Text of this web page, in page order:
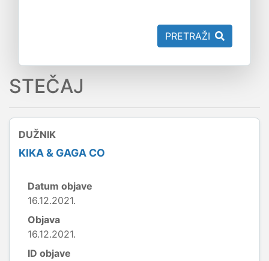
PRETRAŽI
STEČAJ
DUŽNIK
KIKA & GAGA CO
Datum objave
16.12.2021.
Objava
16.12.2021.
ID objave